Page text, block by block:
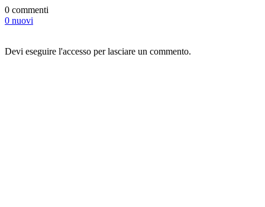
0 commenti
0 nuovi
Devi eseguire l'accesso per lasciare un commento.